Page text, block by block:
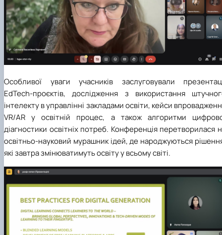
Особливої уваги учасників заслуговували
EdTech-проєктів, дослідження з використання
інтелекту в управлінні закладами освіти, кейси
VR/AR у освітній процес, а також алгоритми
діагностики освітніх потреб. Конференція перетворилася
освітньо-науковий мурашник ідей, де народжуються
які завтра змінюватимуть освіту у всьому світі.